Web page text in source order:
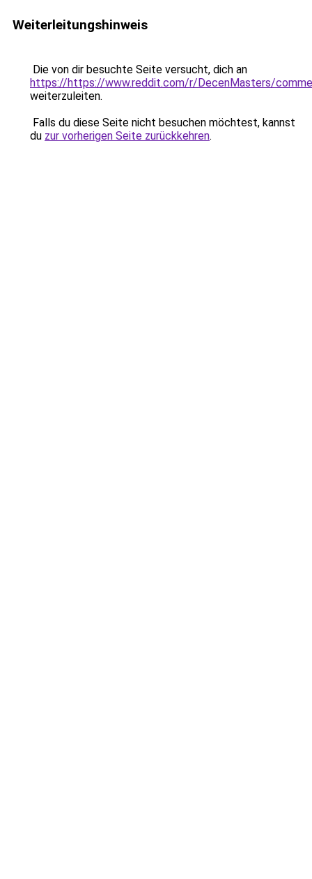
Weiterleitungshinweis
Die von dir besuchte Seite versucht, dich an
https://https://www.reddit.com/r/DecenMasters/
weiterzuleiten.
Falls du diese Seite nicht besuchen möchtest, kannst
du zur vorherigen Seite zurückkehren.